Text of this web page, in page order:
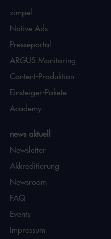
zimpel
Native Ads
Presseportal
ARGUS Monitoring
Content-Produktion
Einsteiger-Pakete
Academy
news aktuell
Newsletter
Akkreditierung
Newsroom
FAQ
Events
Impressum